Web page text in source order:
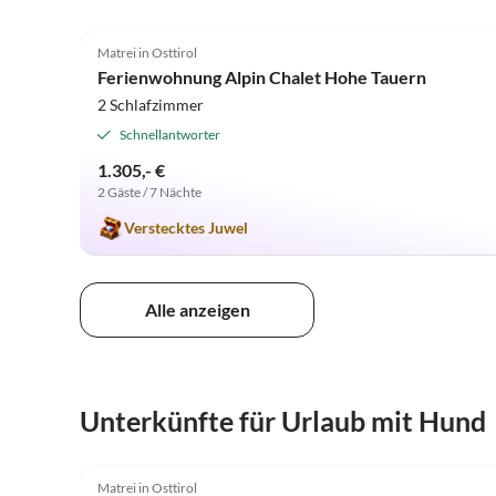
Matrei in Osttirol
Ferienwohnung Alpin Chalet Hohe Tauern
2 Schlafzimmer
Schnellantworter
1.305,- €
2 Gäste / 7 Nächte
Verstecktes Juwel
Alle anzeigen
Unterkünfte für Urlaub mit Hund
Matrei in Osttirol